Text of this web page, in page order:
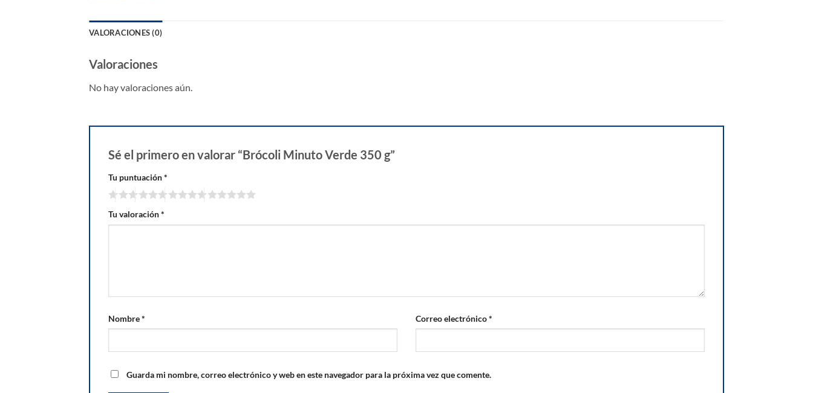
VALORACIONES (0)
Valoraciones
No hay valoraciones aún.
Sé el primero en valorar “Brócoli Minuto Verde 350 g”
Tu puntuación*
Tu valoración*
Nombre* Correo electrónico*
Guarda mi nombre, correo electrónico y web en este navegador para la próxima vez que comente.